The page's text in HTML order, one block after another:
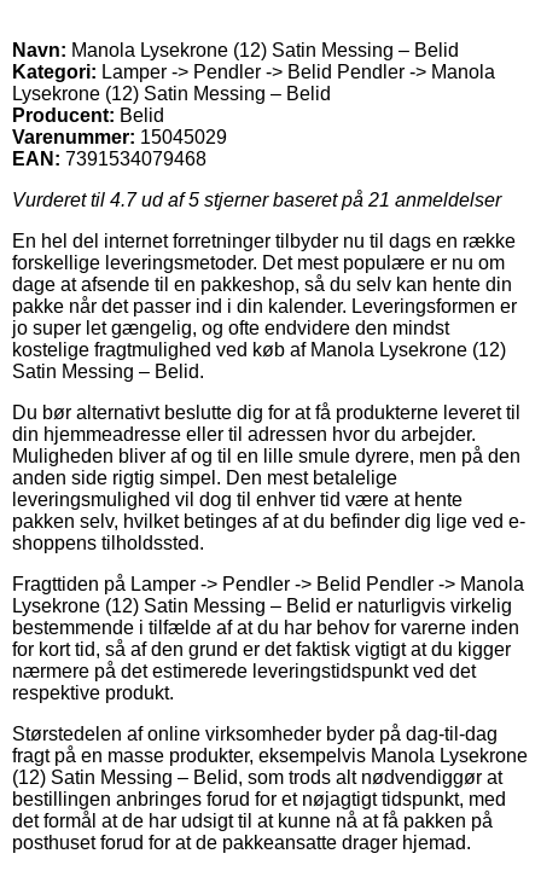
Navn: Manola Lysekrone (12) Satin Messing – Belid
Kategori: Lamper -> Pendler -> Belid Pendler -> Manola
Lysekrone (12) Satin Messing – Belid
Producent: Belid
Varenummer: 15045029
EAN: 7391534079468
Vurderet til 4.7ud af 5 stjerner baseret på 21 anmeldelser
En hel del internet forretninger tilbyder nu til dags en række
forskellige leveringsmetoder. Det mest populære er nu om
dage at afsende til en pakkeshop, så du selv kan hente din
pakke når det passer ind i din kalender. Leveringsformen er
jo super let gængelig, og ofte endvidere den mindst
kostelige fragtmulighed ved køb af Manola Lysekrone (12)
Satin Messing – Belid.
Du bør alternativt beslutte dig for at få produkterne leveret til
din hjemmeadresse eller til adressen hvor du arbejder.
Muligheden bliver af og til en lille smule dyrere, men på den
anden side rigtig simpel. Den mest betalelige
leveringsmulighed vil dog til enhver tid være at hente
pakken selv, hvilket betinges af at du befinder dig lige ved e-
shoppens tilholdssted.
Fragttiden på Lamper -> Pendler -> Belid Pendler -> Manola
Lysekrone (12) Satin Messing – Belid er naturligvis virkelig
bestemmende i tilfælde af at du har behov for varerne inden
for kort tid, så af den grund er det faktisk vigtigt at du kigger
nærmere på det estimerede leveringstidspunkt ved det
respektive produkt.
Størstedelen af online virksomheder byder på dag-til-dag
fragt på en masse produkter, eksempelvis Manola Lysekrone
(12) Satin Messing – Belid, som trods alt nødvendiggør at
bestillingen anbringes forud for et nøjagtigt tidspunkt, med
det formål at de har udsigt til at kunne nå at få pakken på
posthuset forud for at de pakkeansatte drager hjemad.